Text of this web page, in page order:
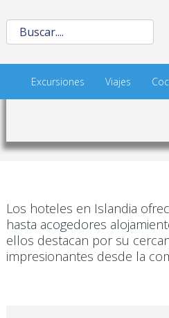
Excursiones Viajes
Los hoteles en Islandia
hasta acogedores
ellos destacan por su
impresionantes desde la